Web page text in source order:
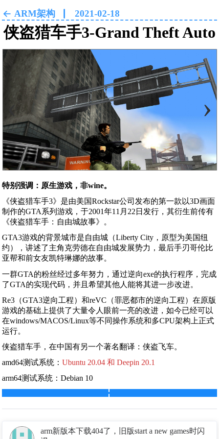
ARM架构 2021-02-18
侠盗猎车手3-Grand Theft Auto
‹ ›
特别强调：原生游戏，非wine。
《侠盗猎车手3》是由美国Rockstar公司发布的第一款以3D画面
制作的GTA系列游戏，于2001年11月22日发行，其衍生前传有
《侠盗猎车手：自由城故事》。
GTA3游戏的背景城市是自由城（Liberty City，原型为美国纽
约），讲述了主角克劳德在自由城发展势力，最后手刃哥伦比
亚帮和前女友凯特琳娜的故事。
一群GTA的粉丝经过多年努力，通过逆向exe的执行程序，完成
了GTA的实现代码，并且希望其他人能将其进一步改进。
Re3（GTA3逆向工程）和reVC（罪恶都市的逆向工程）在原版
游戏的基础上提供了大量令人眼前一亮的改进，如今已经可以
在windows/MACOS/Linux等不同操作系统和多CPU架构上正式
运行。
侠盗猎车手，在中国有另一个著名翻译：侠盗飞车。
amd64测试系统：Ubuntu 20.04 和 Deepin 20.1
arm64测试系统：Debian 10
arm新版本下载404了，旧版start a new games时闪